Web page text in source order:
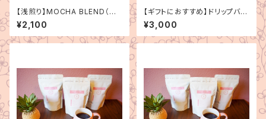
【浅煎り】MOCHA BLEND（モ
カブレンド）150g
¥2,100
【ギフトにおすすめ】ドリップバッ
ク詰め合わせ（3000円分）
¥3,000